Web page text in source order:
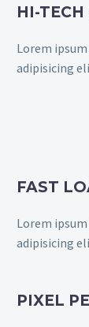
HI-TECH
Lorem
adipisicing
FAST
Lorem
adipisicing
PIXEL